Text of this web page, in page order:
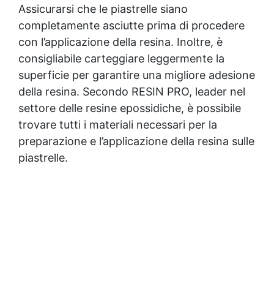
Assicurarsi che le piastrelle siano
completamente asciutte prima di procedere
con l’applicazione della resina. Inoltre, è
consigliabile carteggiare leggermente la
superficie per garantire una migliore adesione
della resina. Secondo RESIN PRO, leader nel
settore delle resine epossidiche, è possibile
trovare tutti i materiali necessari per la
preparazione e l’applicazione della resina sulle
piastrelle.